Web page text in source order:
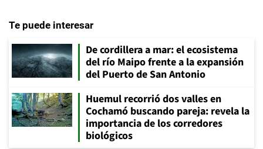
Te puede interesar
De cordillera a mar: el ecosistema
del río Maipo frente a la expansión
del Puerto de San Antonio
Huemul recorrió dos valles en
Cochamó buscando pareja: revela la
importancia de los corredores
biológicos